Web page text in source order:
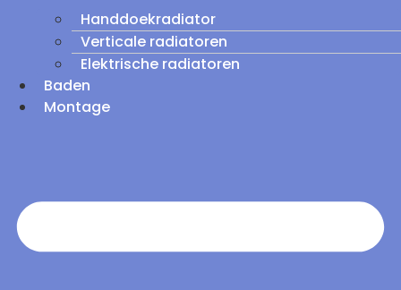
Handdoekradiator
Verticale radiatoren
Elektrische radiatoren
Baden
Montage